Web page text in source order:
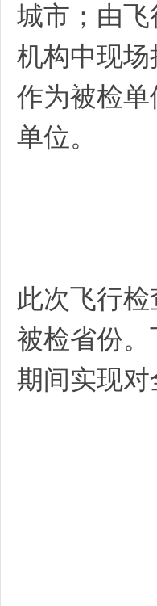
城市；由
机构中现
作为被检
单位。
此次飞行
被检省份
期间实现